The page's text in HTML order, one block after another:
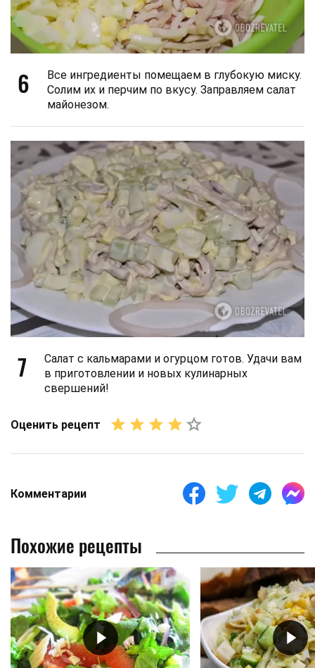
6
Все ингредиенты помещаем в глубокую миску.
Солим их и перчим по вкусу. Заправляем салат
майонезом.
7
Салат с кальмарами и огурцом готов. Удачи вам
в приготовлении и новых кулинарных
свершений!
Оценить рецепт
Комментарии
Похожие рецепты